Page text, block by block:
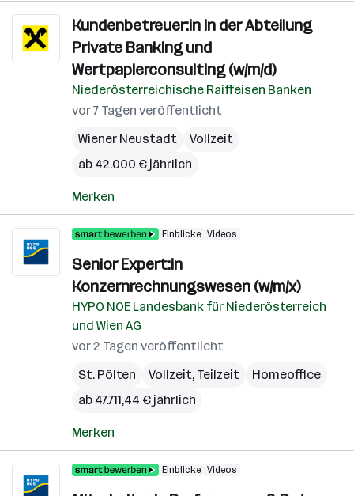
Kundenbetreuer:in in der Abteilung
Private Banking und
Wertpapierconsulting (w/m/d)
Niederösterreichische Raiffeisen Banken
vor 7 Tagen veröffentlicht
Wiener Neustadt
Vollzeit
ab 42.000 € jährlich
Merken
Einblicke Videos
Senior Expert:in
Konzernrechnungswesen (w/m/x)
HYPO NOE Landesbank für Niederösterreich
und Wien AG
vor 2 Tagen veröffentlicht
St. Pölten
Vollzeit, Teilzeit
Homeoffice
ab 47.711,44 € jährlich
Merken
Einblicke Videos